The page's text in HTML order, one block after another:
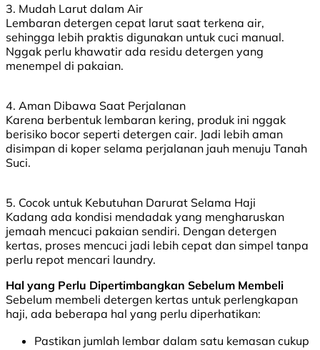
3. Mudah Larut dalam Air
Lembaran detergen cepat larut saat terkena air,
sehingga lebih praktis digunakan untuk cuci manual.
Nggak perlu khawatir ada residu detergen yang
menempel di pakaian.
4. Aman Dibawa Saat Perjalanan
Karena berbentuk lembaran kering, produk ini nggak
berisiko bocor seperti detergen cair. Jadi lebih aman
disimpan di koper selama perjalanan jauh menuju Tanah
Suci.
5. Cocok untuk Kebutuhan Darurat Selama Haji
Kadang ada kondisi mendadak yang mengharuskan
jemaah mencuci pakaian sendiri. Dengan detergen
kertas, proses mencuci jadi lebih cepat dan simpel tanpa
perlu repot mencari laundry.
Hal yang Perlu Dipertimbangkan Sebelum Membeli
Sebelum membeli detergen kertas untuk perlengkapan
haji, ada beberapa hal yang perlu diperhatikan:
Pastikan jumlah lembar dalam satu kemasan cukup